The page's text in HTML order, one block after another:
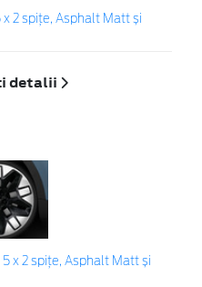
x 2 spițe, Asphalt Matt și
detalii
x 2 spițe, Asphalt Matt și